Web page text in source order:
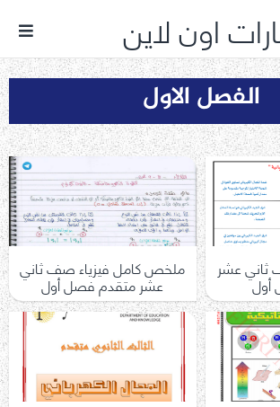
اون لاين
الفصل الاول
ثاني عشر ملخص كامل فيزياء صف ثاني
عشر متقدم فصل أول